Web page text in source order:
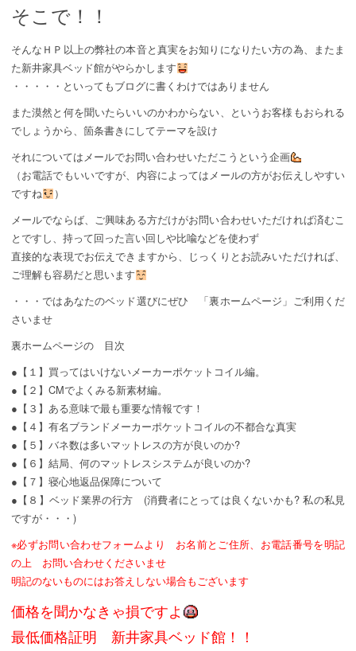
そこで！！
そんなＨＰ以上の弊社の本音と真実をお知りになりたい方の為、またま
た新井家具ベッド館がやらかします
・・・・・といってもブログに書くわけではありません
また漠然と何を聞いたらいいのかわからない、というお客様もおられる
でしょうから、箇条書きにしてテーマを設け
それについてはメールでお問い合わせいただこうという企画
（お電話でもいいですが、内容によってはメールの方がお伝えしやすい
ですね
）
メールでならば、ご興味ある方だけがお問い合わせいただければ済むこ
とですし、持って回った言い回しや比喩などを使わず
直接的な表現でお伝えできますから、じっくりとお読みいただければ、
ご理解も容易だと思います
・・・ではあなたのベッド選びにぜひ 「裏ホームページ」ご利用くだ
さいませ
裏ホームページの 目次
●【１】買ってはいけないメーカーポケットコイル編。
●【２】CMでよくみる新素材編。
●【３】ある意味で最も重要な情報です！
●【４】有名ブランドメーカーポケットコイルの不都合な真実
●【５】バネ数は多いマットレスの方が良いのか?
●【６】結局、何のマットレスシステムが良いのか?
●【７】寝心地返品保障について
●【８】ベッド業界の行方 (消費者にとっては良くないかも? 私の私見
ですが・・・)
※必ずお問い合わせフォームより お名前とご住所、お電話番号を明記
の上 お問い合わせくださいませ
明記のないものにはお答えしない場合もございます
価格を聞かなきゃ損ですよ
最低価格証明 新井家具ベッド館！！